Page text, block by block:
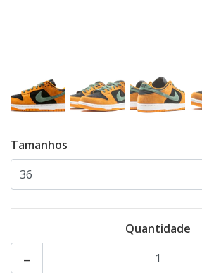
Tamanhos
Quantidade
-